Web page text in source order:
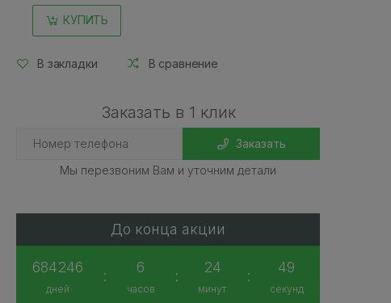
КУПИТЬ
В закладки В сравнение
Заказать в 1 клик
Заказать
Мы перезвоним Вам и уточним детали
До конца акции
684246
дней
:
6
часов
:
24
минут
:
48
секунд